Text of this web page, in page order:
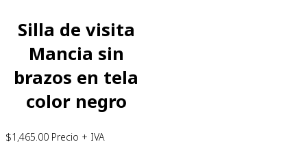
Silla de visita
Mancia sin
brazos en tela
color negro
$1,465.00 Precio + IVA